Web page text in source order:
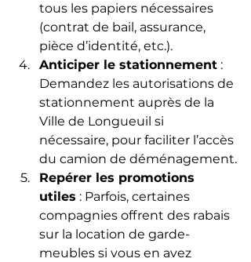
tous les papiers nécessaires
(contrat de bail, assurance,
pièce d’identité, etc.).
Anticiper le stationnement :
Demandez les autorisations de
stationnement auprès de la
Ville de Longueuil si
nécessaire, pour faciliter l’accès
du camion de déménagement.
Repérer les promotions
utiles : Parfois, certaines
compagnies offrent des rabais
sur la location de garde-
meubles si vous en avez